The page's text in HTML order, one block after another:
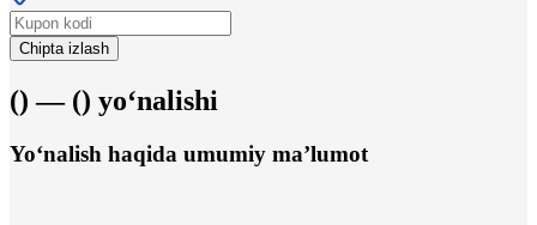
Chipta izlash
() — () yo‘nalishi
Yo‘nalish haqida umumiy ma’lumot